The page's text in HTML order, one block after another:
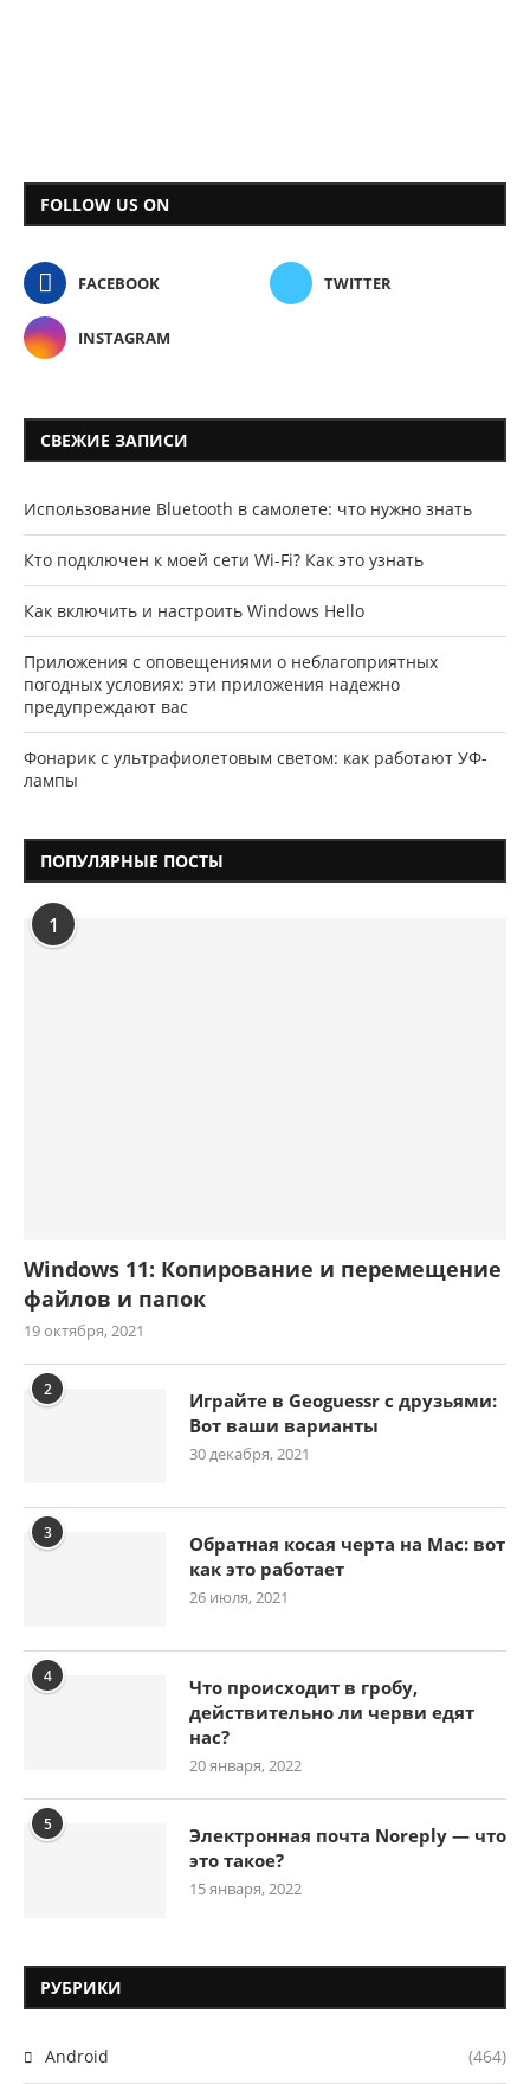
FOLLOW US ON
FACEBOOK TWITTER
INSTAGRAM
СВЕЖИЕ ЗАПИСИ
Использование Bluetooth в самолете: что нужно знать
Кто подключен к моей сети Wi-Fi? Как это узнать
Как включить и настроить Windows Hello
Приложения с оповещениями о неблагоприятных
погодных условиях: эти приложения надежно
предупреждают вас
Фонарик с ультрафиолетовым светом: как работают УФ-
лампы
ПОПУЛЯРНЫЕ ПОСТЫ
1
Windows 11: Копирование и перемещение
файлов и папок
19 октября, 2021
2
Играйте в Geoguessr с друзьями:
Вот ваши варианты
30 декабря, 2021
3
Обратная косая черта на Mac: вот
как это работает
26 июля, 2021
4
Что происходит в гробу,
действительно ли черви едят
нас?
20 января, 2022
5
Электронная почта Noreply — что
это такое?
15 января, 2022
РУБРИКИ
Android (464)